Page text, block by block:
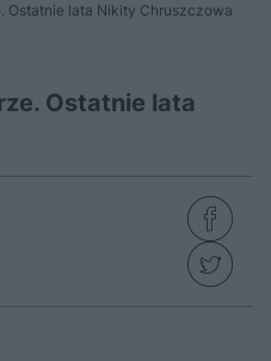
Ostatnie lata Nikity Chruszczowa
Ostatnie lata